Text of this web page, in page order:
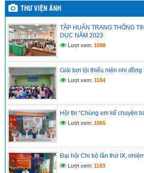
Chi bộ cơ sở trường Tiểu học Vĩnh
(14/05/2026)
CHI BỘ CƠ SỞ TRƯỜNG TIỂU
CHỨC HỌC TẬP, QUÁN TRIỆT
THỨ II BAN CHẤP HÀNH TRUNG
(14/05/2026)
Hồ sơ đánh giá chuẩn nghề
2025–2026
(12/05/2026)
THƯ VIỆN ẢNH
TẬP HUẤN TRANG THÔNG
DỤC NĂM 2023
Lượt xem: 1088
Giải bơi lội thiếu niên nhi đồng
Lượt xem: 1184
Hội thi “Chúng em kể chuyện
Lượt xem: 1565
Đại hội Chi bộ lần thứ IX,
Lượt xem: 1183